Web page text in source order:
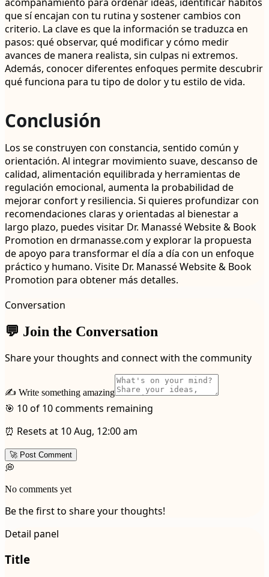
acompañamiento para ordenar ideas, identificar hábitos
que sí encajan con tu rutina y sostener cambios con
criterio. La clave es que la información se traduzca en
pasos: qué observar, qué modificar y cómo medir
avances de manera realista, sin culpas ni extremos.
Además, conocer diferentes enfoques permite descubrir
qué funciona para tu tipo de dolor y tu estilo de vida.
Conclusión
Los se construyen con constancia, sentido común y
orientación. Al integrar movimiento suave, descanso de
calidad, alimentación equilibrada y herramientas de
regulación emocional, aumenta la probabilidad de
mejorar confort y resiliencia. Si quieres profundizar con
recomendaciones claras y orientadas al bienestar a
largo plazo, puedes visitar Dr. Manassé Website & Book
Promotion en drmanasse.com y explorar la propuesta
de apoyo para transformar el día a día con un enfoque
práctico y humano. Visite Dr. Manassé Website & Book
Promotion para obtener más detalles.
Conversation
💬 Join the Conversation
Share your thoughts and connect with the community
✍️ Write something amazing
🎯 10 of 10 comments remaining
⏰ Resets at 10 Aug, 12:00 am
🚀 Post Comment
💭
No comments yet
Be the first to share your thoughts!
Detail panel
Title